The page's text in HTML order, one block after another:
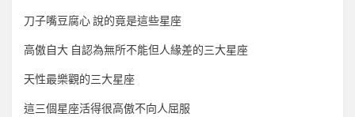
刀子嘴豆腐心 說的竟是這些星座
高傲自大 自認為無所不能但人緣差的三大星座
天性最樂觀的三大星座
這三個星座活得很高傲不向人屈服